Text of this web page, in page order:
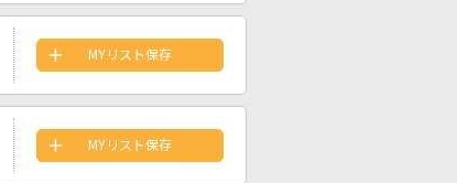
MYリスト保存
MYリスト保存